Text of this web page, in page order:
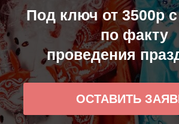
Под ключ от 3500р
по факту
проведения
ОСТАВИТЬ